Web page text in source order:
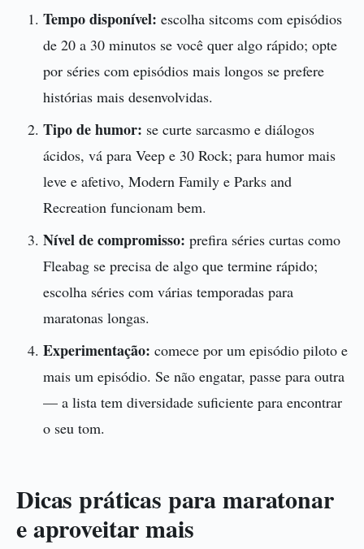
Tempo disponível: escolha sitcoms com episódios
de 20 a 30 minutos se você quer algo rápido; opte
por séries com episódios mais longos se prefere
histórias mais desenvolvidas.
Tipo de humor: se curte sarcasmo e diálogos
ácidos, vá para Veep e 30 Rock; para humor mais
leve e afetivo, Modern Family e Parks and
Recreation funcionam bem.
Nível de compromisso: prefira séries curtas como
Fleabag se precisa de algo que termine rápido;
escolha séries com várias temporadas para
maratonas longas.
Experimentação: comece por um episódio piloto e
mais um episódio. Se não engatar, passe para outra
— a lista tem diversidade suficiente para encontrar
o seu tom.
Dicas práticas para maratonar
e aproveitar mais